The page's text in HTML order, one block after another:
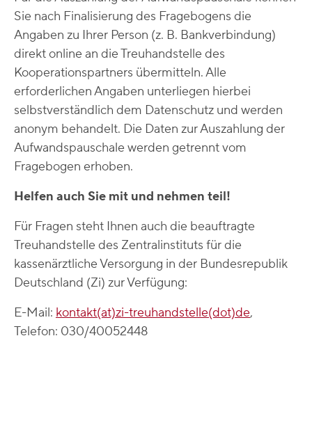
Sie nach Finalisierung des Fragebogens die
Angaben zu Ihrer Person (z. B. Bankverbindung)
direkt online an die Treuhandstelle des
Kooperationspartners übermitteln. Alle
erforderlichen Angaben unterliegen hierbei
selbstverständlich dem Datenschutz und werden
anonym behandelt. Die Daten zur Auszahlung der
Aufwandspauschale werden getrennt vom
Fragebogen erhoben.
Helfen auch Sie mit und nehmen teil!
Für Fragen steht Ihnen auch die beauftragte
Treuhandstelle des Zentralinstituts für die
kassenärztliche Versorgung in der Bundesrepublik
Deutschland (Zi) zur Verfügung:
E-Mail: kontakt(at)zi-treuhandstelle(dot)de,
Telefon: 030/40052448